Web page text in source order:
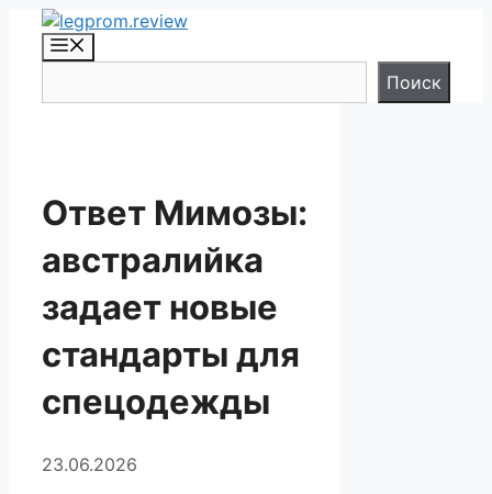
Перейти
содержимому
Поиск
Ответ Мимозы:
австралийка
задает новые
стандарты для
спецодежды
23.06.2026